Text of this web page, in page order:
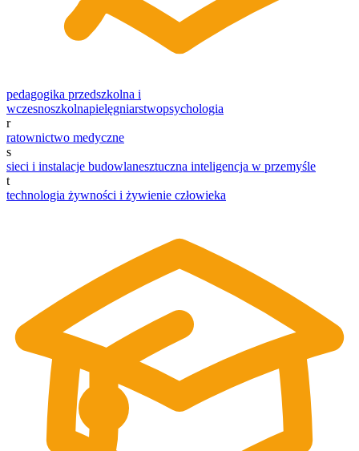
pedagogika przedszkolna i
wczesnoszkolnapielęgniarstwopsychologia
r
ratownictwo medyczne
s
sieci i instalacje budowlanesztuczna inteligencja w przemyśle
t
technologia żywności i żywienie człowieka